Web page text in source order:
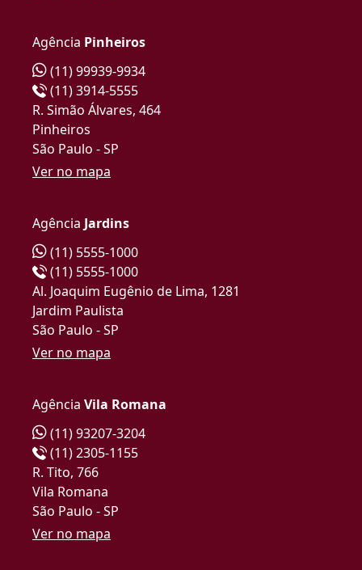
Agência Pinheiros
(11) 99939-9934
(11) 3914-5555
R. Simão Álvares, 464
Pinheiros
São Paulo - SP
Ver no mapa
Agência Jardins
(11) 5555-1000
(11) 5555-1000
Al. Joaquim Eugênio de Lima, 1281
Jardim Paulista
São Paulo - SP
Ver no mapa
Agência Vila Romana
(11) 93207-3204
(11) 2305-1155
R. Tito, 766
Vila Romana
São Paulo - SP
Ver no mapa